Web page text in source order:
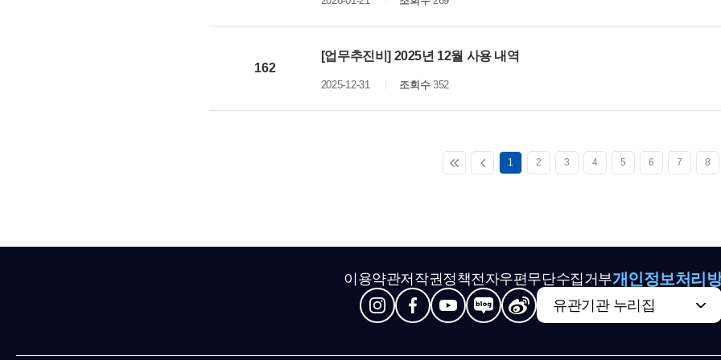
162
[업무추진비] 2025년 12월 사용 내역
2025-12-31 조회수352
1 2 3 4 5 6 7 8
이용약관저작권정책전자우편무단수집거부개인정보처리
유관기관 누리집